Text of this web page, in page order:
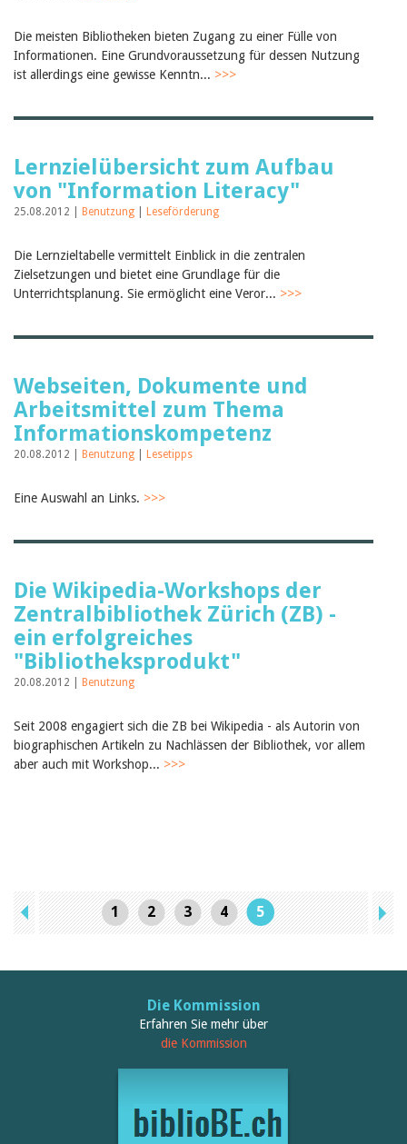
Die meisten Bibliotheken bieten Zugang zu einer Fülle von
Informationen. Eine Grundvoraussetzung für dessen Nutzung
ist allerdings eine gewisse Kenntn... >>>
Lernzielübersicht zum Aufbau
von "Information Literacy"
25.08.2012 | Benutzung Leseförderung
Die Lernzieltabelle vermittelt Einblick in die zentralen
Zielsetzungen und bietet eine Grundlage für die
Unterrichtsplanung. Sie ermöglicht eine Veror... >>>
Webseiten, Dokumente und
Arbeitsmittel zum Thema
Informationskompetenz
20.08.2012 | Benutzung Lesetipps
Eine Auswahl an Links. >>>
Die Wikipedia-Workshops der
Zentralbibliothek Zürich (ZB) -
ein erfolgreiches
"Bibliotheksprodukt"
20.08.2012 | Benutzung
Seit 2008 engagiert sich die ZB bei Wikipedia - als Autorin von
biographischen Artikeln zu Nachlässen der Bibliothek, vor allem
aber auch mit Workshop... >>>
1 2 3 4 5
Die Kommission
Erfahren Sie mehr über
die Kommission